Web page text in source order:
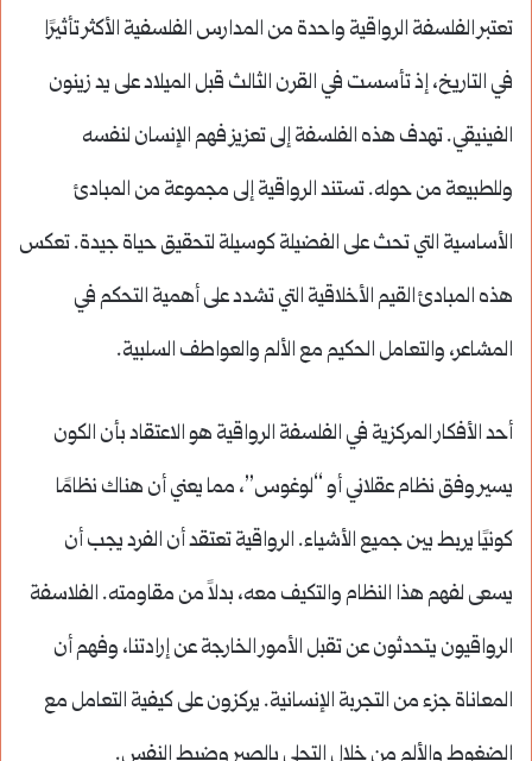
تعتبر الفلسفة الرواقية واحدة من المدارس الفلسفية الأكثر تأثيرًا
في التاريخ، إذ تأسست في القرن الثالث قبل الميلاد على يد زينون
الفينيقي. تهدف هذه الفلسفة إلى تعزيز فهم الإنسان لنفسه
وللطبيعة من حوله. تستند الرواقية إلى مجموعة من المبادئ
الأساسية التي تحث على الفضيلة كوسيلة لتحقيق حياة جيدة. تعكس
هذه المبادئ القيم الأخلاقية التي تشدد على أهمية التحكم في
المشاعر، والتعامل الحكيم مع الألم والعواطف السلبية.
أحد الأفكار المركزية في الفلسفة الرواقية هو الاعتقاد بأن الكون
يسير وفق نظام عقلاني أو “لوغوس”، مما يعني أن هناك نظامًا
كونيًا يربط بين جميع الأشياء. الرواقية تعتقد أن الفرد يجب أن
يسعى لفهم هذا النظام والتكيف معه، بدلاً من مقاومته. الفلاسفة
الرواقيون يتحدثون عن تقبل الأمور الخارجة عن إرادتنا، وفهم أن
المعاناة جزء من التجربة الإنسانية. يركزون على كيفية التعامل مع